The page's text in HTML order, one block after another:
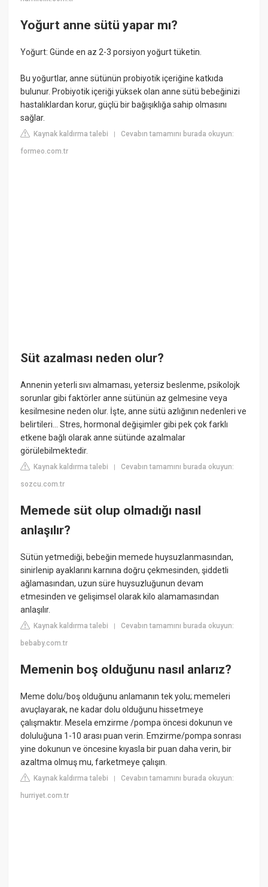
Yoğurt anne sütü yapar mı?
Yoğurt: Günde en az 2-3 porsiyon yoğurt tüketin.
Bu yoğurtlar, anne sütünün probiyotik içeriğine katkıda
bulunur. Probiyotik içeriği yüksek olan anne sütü bebeğinizi
hastalıklardan korur, güçlü bir bağışıklığa sahip olmasını
sağlar.
Kaynak kaldırma talebi |Cevabın tamamını burada okuyun:
formeo.com.tr
Süt azalması neden olur?
Annenin yeterli sıvı almaması, yetersiz beslenme, psikolojk
sorunlar gibi faktörler anne sütünün az gelmesine veya
kesilmesine neden olur. İşte, anne sütü azlığının nedenleri ve
belirtileri... Stres, hormonal değişimler gibi pek çok farklı
etkene bağlı olarak anne sütünde azalmalar
görülebilmektedir.
Kaynak kaldırma talebi |Cevabın tamamını burada okuyun:
sozcu.com.tr
Memede süt olup olmadığı nasıl
anlaşılır?
Sütün yetmediği, bebeğin memede huysuzlanmasından,
sinirlenip ayaklarını karnına doğru çekmesinden, şiddetli
ağlamasından, uzun süre huysuzluğunun devam
etmesinden ve gelişimsel olarak kilo alamamasından
anlaşılır.
Kaynak kaldırma talebi |Cevabın tamamını burada okuyun:
bebaby.com.tr
Memenin boş olduğunu nasıl anlarız?
Meme dolu/boş olduğunu anlamanın tek yolu; memeleri
avuçlayarak, ne kadar dolu olduğunu hissetmeye
çalışmaktır. Mesela emzirme /pompa öncesi dokunun ve
doluluğuna 1-10 arası puan verin. Emzirme/pompa sonrası
yine dokunun ve öncesine kıyasla bir puan daha verin, bir
azaltma olmuş mu, farketmeye çalışın.
Kaynak kaldırma talebi |Cevabın tamamını burada okuyun:
hurriyet.com.tr